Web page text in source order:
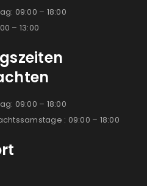
09:00 – 18:00
– 13:00
09:00 – 18:00
: 09:00 – 18:00